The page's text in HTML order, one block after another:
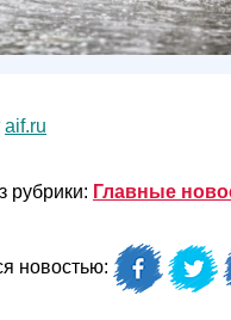
aif.ru
рубрики: Главные
новостью: